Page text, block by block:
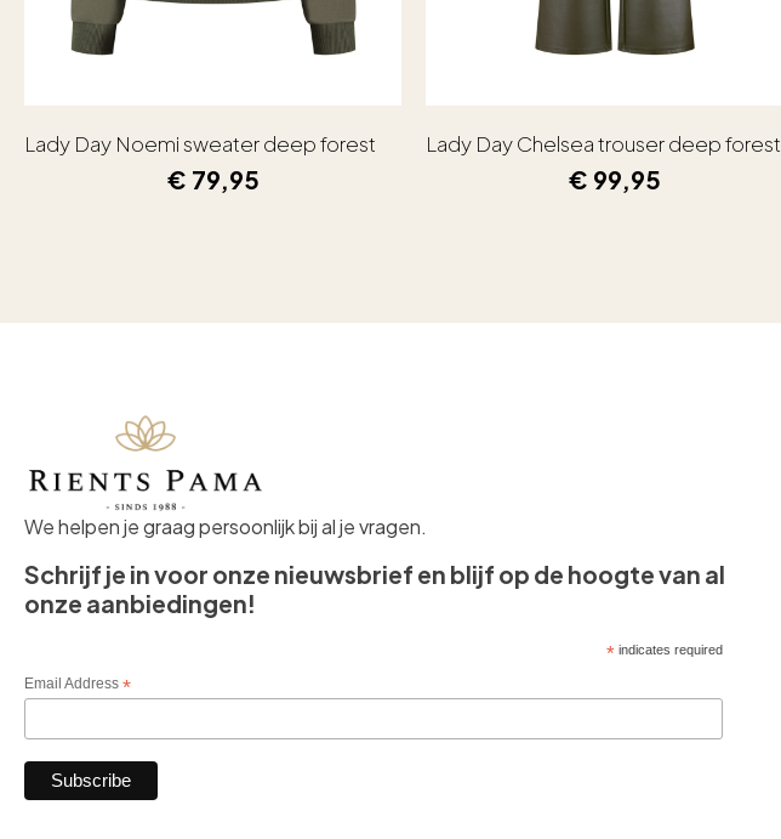
Lady Day Noemi sweater deep forest
€ 79,95
Lady Day Chelsea trouser deep forest
€ 99,95
We helpen je graag persoonlijk bij al je vragen.
Schrijf je in voor onze nieuwsbrief en blijf op de hoogte van al
onze aanbiedingen!
* indicates required
Email Address *